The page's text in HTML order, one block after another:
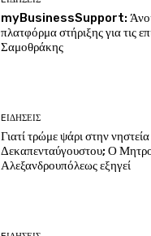
myBusinessSupport:
πλατφόρμα στήριξης για τις
Σαμοθράκης
EΙΔΗΣΕΙΣ
Γιατί τρώμε ψάρι στην
Δεκαπενταύγουστου; Ο
Αλεξανδρουπόλεως εξηγεί